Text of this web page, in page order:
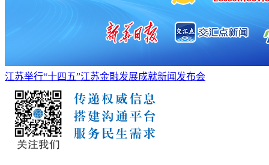
江苏举行“十四五”江苏金融发展成就新闻发布会